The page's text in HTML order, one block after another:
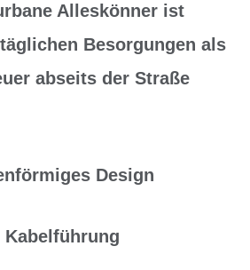
Alleskönner ist
Besorgungen als
abseits der Straße
Design
Kabelführung